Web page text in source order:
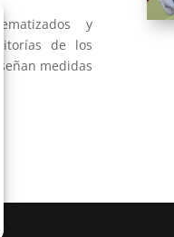
y
de los
medidas